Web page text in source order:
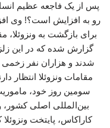
پس از یک فاجعه عظیم
رو به افزایش است؟! وی
برای بازگشت به ونزوئلا،
شدند و هزاران نفر زخمی
مقامات ونزوئلا انتظار
سومین روز خود،
بین‌المللی اصلی کشور،
کاراکاس، پایتخت